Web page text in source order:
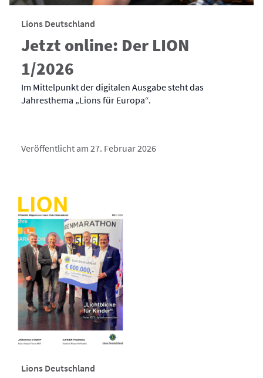
Lions Deutschland
Jetzt online: Der LION
1/2026
Im Mittelpunkt der digitalen Ausgabe steht das
Jahresthema „Lions für Europa“.
Veröffentlicht am 27. Februar 2026
Lions Deutschland